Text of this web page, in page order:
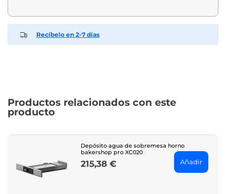
Recíbelo en 2-7 días
Productos relacionados con este
producto
Depósito agua de sobremesa horno
bakershop pro XC020
Price
215,38 € Añadir